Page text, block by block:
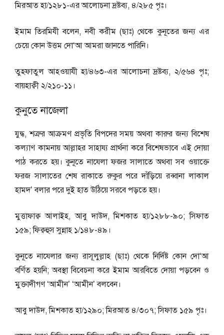
মিরআত হা/১২৮১-এর আলোচনা দ্রষ্টব্য, ৪/২৮৫ পৃঃ।
ইমাম তিরমিযী বলেন, নবী করীম (ছাঃ) থেকে কুনূতের জন্য এর
চেয়ে কোন উত্তম দো‘আ আমরা জানতে পারিনি।
তুহফাতুল আহওয়াযী হা/৪৬৩-এর আলোচনা দ্রষ্টব্য, ২/৫৬৪ পৃঃ;
বায়হাক্বী ২/২১০-১১।
কুনুতে নাজেলা
যুদ্ধ, শত্রুর আক্রমণ প্রভৃতি বিপদের সময় অথবা কারুর জন্য বিশেষ
কল্যাণ কামনায় আল্লাহর সাহায্য প্রার্থনা করে বিশেষভাবে এই দোয়া
পাঠ করতে হয়। কুনূতে নাযেলা ফজর সালাতে অথবা সব ওয়াক্তে
ফরজ সালাতের শেষ রাকাতে রুকুর পরে দাঁড়িয়ে রব্বানা লাকাল
হামদ’ বলার পরে দুই হাত উঠিয়ে সরবে পড়তে হয়।
মুত্তাফাক্ব আলাইহ, আবু দাউদ, মিশকাত হা/১২৮৮-৯০; সিফাত
১৫৯; ফিক্বহুস সুন্নাহ ১/১৪৮-৪৯।
কুনূতে নাযেলার জন্য রাসূলুল্লাহ (ছাঃ) থেকে নির্দিষ্ট কোন দো‘আ
বর্ণিত হয়নি; অবস্থা বিবেচনা করে ইমাম আরবিতে দোয়া পড়বেন ও
মুক্তাদীগণ ‘আমীন’ ‘আমীন’ বলবেন।
আবু দাউদ, মিশকাত হা/১২৯০; মিরআত ৪/৩০৭; সিফাত ১৫৯ পৃঃ।